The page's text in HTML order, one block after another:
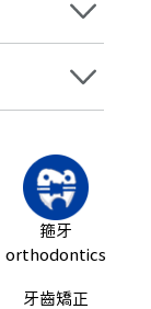
會及時告知客人
我們你原本預約
箍牙
orthodontics
牙齒矯正